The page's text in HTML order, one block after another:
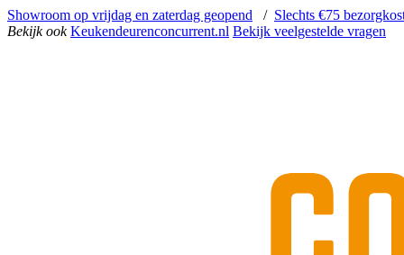
Showroom op vrijdag en zaterdag geopend / Slechts €75
Bekijk ook Keukendeurenconcurrent.nl Bekijk veelgestelde vragen